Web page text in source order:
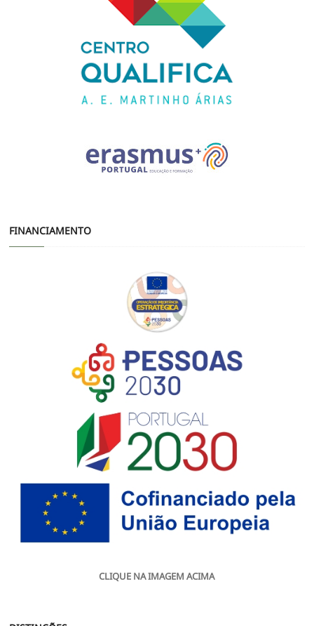
FINANCIAMENTO
CLIQUE NA IMAGEM ACIMA